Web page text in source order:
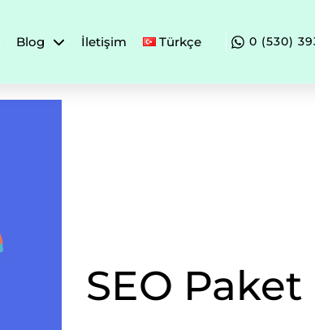
Blog İletişim Türkçe 0 (530)
SEO Paket